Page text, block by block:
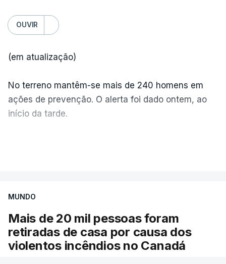
OUVIR
(em atualização)
No terreno mantêm-se mais de 240 homens em
ações de prevenção. O alerta foi dado ontem, ao
início da tarde.
MUNDO
Mais de 20 mil pessoas foram
retiradas de casa por causa dos
violentos incêndios no Canadá